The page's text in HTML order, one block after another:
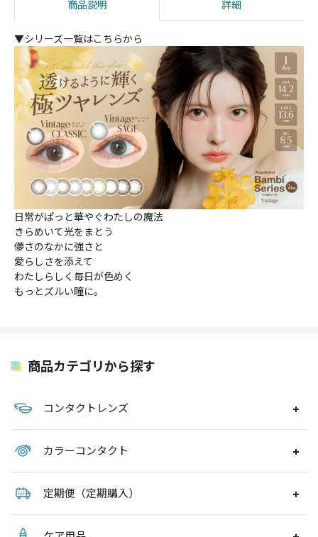
商品説明 詳細
▼シリーズ一覧はこちらから
日常がぱっと華やぐわたしの魔法
きらめいて光をまとう
儚さのなかに強さと
愛らしさを添えて
わたしらしく毎日が色めく
もっとズルい瞳に。
商品カテゴリから探す
コンタクトレンズ
カラーコンタクト
定期便（定期購入）